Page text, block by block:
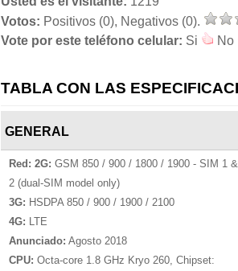
Votos: Positivos (0), Negativos (0).
Vote por este teléfono celular: Si No
TABLA CON LAS
GENERAL
Red: 2G: GSM 850 / 900 / 1800 / 1900 - SIM 1
2 (dual-SIM model only)
3G: HSDPA 850 / 900 / 1900 / 2100
4G: LTE
Anunciado: Agosto 2018
CPU: Octa-core 1.8 GHz Kryo 260, Chipset: